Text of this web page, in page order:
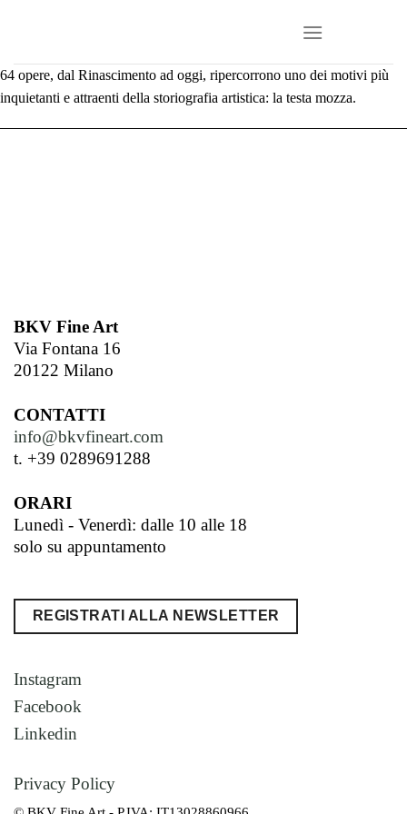
64 opere, dal Rinascimento ad oggi, ripercorrono uno dei motivi più
inquietanti e attraenti della storiografia artistica: la testa mozza.
BKV Fine Art
Via Fontana 16
20122 Milano
CONTATTI
info@bkvfineart.com
t. +39 0289691288
ORARI
Lunedì - Venerdì: dalle 10 alle 18
solo su appuntamento
REGISTRATI ALLA NEWSLETTER
Instagram
Facebook
Linkedin
Privacy Policy